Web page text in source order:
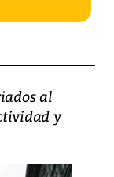
al
y